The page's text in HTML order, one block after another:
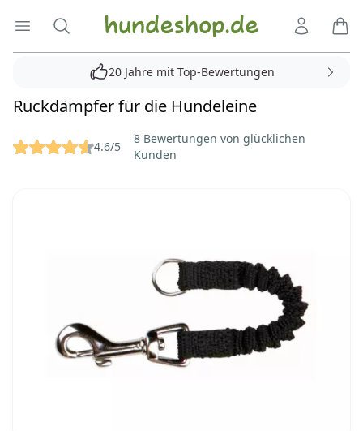
Menü öffnen
Suche Hundeshop.de
20 Jahre mit Top-Bewertungen
Ruckdämpfer für die Hundeleine
Reviews 4.6/5
8 Bewertungen von glücklichen
Kunden